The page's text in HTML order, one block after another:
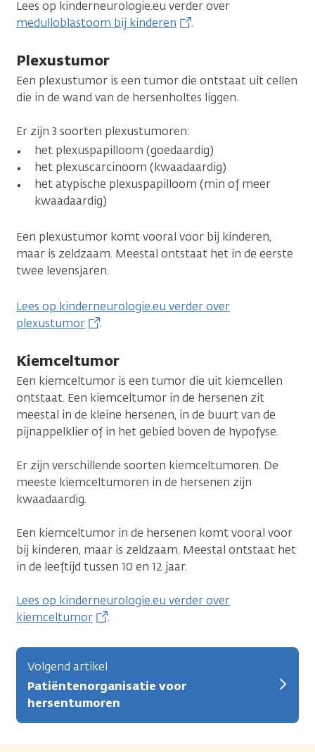
Lees op kinderneurologie.eu verder over
medulloblastoom bij kinderen
.
Plexustumor
Een plexustumor is een tumor die ontstaat uit cellen
die in de wand van de hersenholtes liggen.
Er zijn 3 soorten plexustumoren:
het plexuspapilloom (goedaardig)
het plexuscarcinoom (kwaadaardig)
het atypische plexuspapilloom (min of meer
kwaadaardig)
Een plexustumor komt vooral voor bij kinderen,
maar is zeldzaam. Meestal ontstaat het in de eerste
twee levensjaren.
Lees op kinderneurologie.eu verder over
plexustumor
.
Kiemceltumor
Een kiemceltumor is een tumor die uit kiemcellen
ontstaat. Een kiemceltumor in de hersenen zit
meestal in de kleine hersenen, in de buurt van de
pijnappelklier of in het gebied boven de hypofyse.
Er zijn verschillende soorten kiemceltumoren. De
meeste kiemceltumoren in de hersenen zijn
kwaadaardig.
Een kiemceltumor in de hersenen komt vooral voor
bij kinderen, maar is zeldzaam. Meestal ontstaat het
in de leeftijd tussen 10 en 12 jaar.
Lees op kinderneurologie.eu verder over
kiemceltumor
.
Volgend artikel
Patiëntenorganisatie voor
hersentumoren